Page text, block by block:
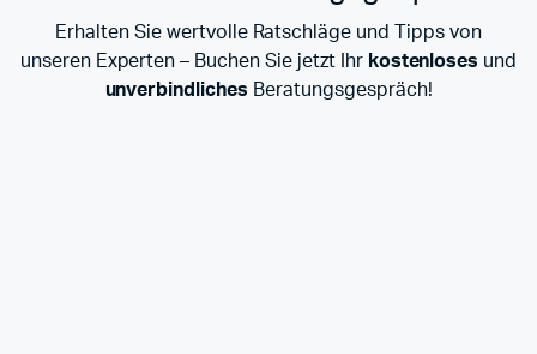
Erhalten Sie wertvolle Ratschläge und Tipps von
unseren Experten – Buchen Sie jetzt Ihr kostenloses und
unverbindliches Beratungsgespräch!